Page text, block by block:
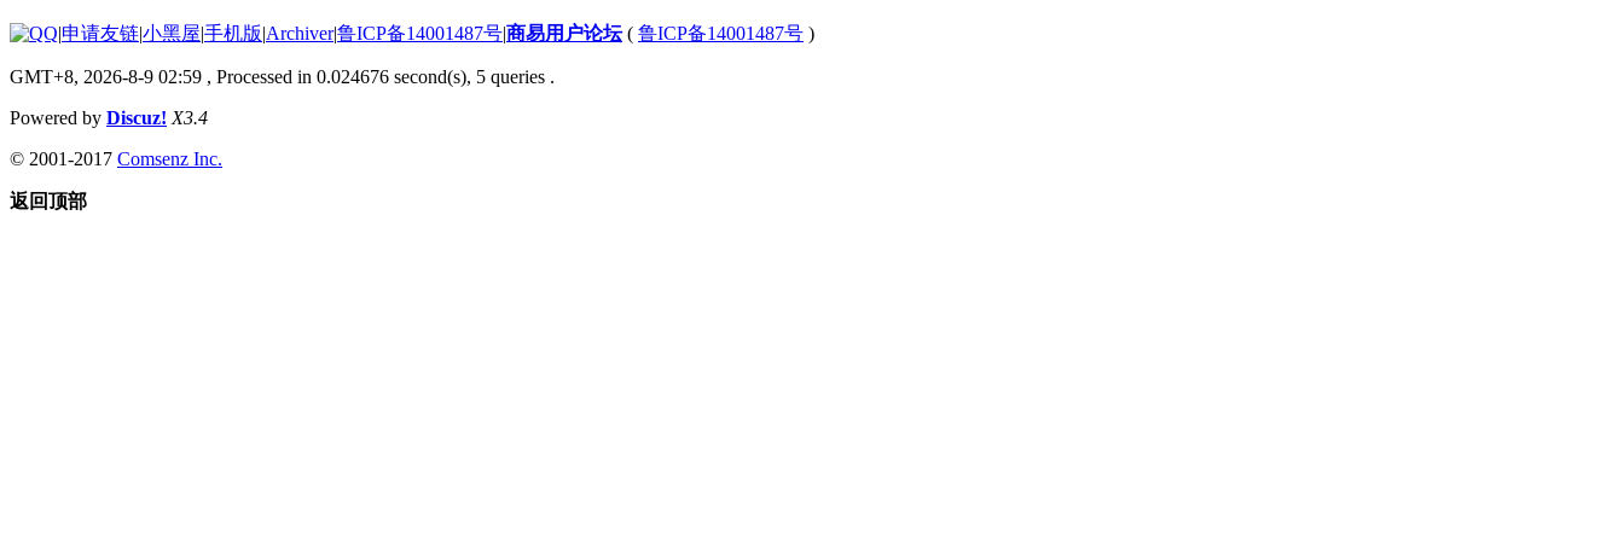
|申请友链|小黑屋|手机版|Archiver|鲁ICP备14001487号|商易用户论坛( 鲁ICP备14001487号 )
GMT+8, 2026-8-9 02:59 , Processed in 0.024676 second(s), 5 queries .
Powered by Discuz! X3.4
© 2001-2017 Comsenz Inc.
返回顶部